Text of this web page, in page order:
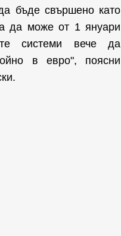
бъде свършено като
да може от 1 януари
системи вече да
в евро", поясни